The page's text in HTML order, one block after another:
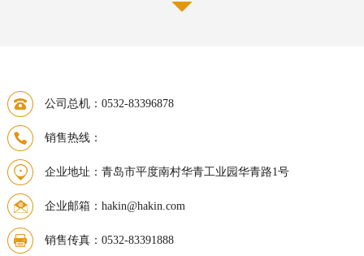
公司总机：0532-83396878
销售热线：
企业地址：青岛市平度南村华青工业园华青路1号
企业邮箱：hakin@hakin.com
销售传真：0532-83391888